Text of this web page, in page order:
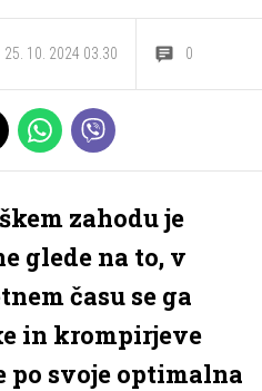
25. 10. 2024 03.30 0
zahodu je
glede na to, v
času se ga
in krompirjeve
po svoje optimalna